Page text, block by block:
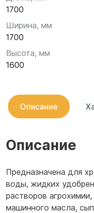
1700
Ширина, мм
1700
Высота, мм
1600
Описание
Описание
Предназначена для
воды, жидких
растворов
машинного масла,